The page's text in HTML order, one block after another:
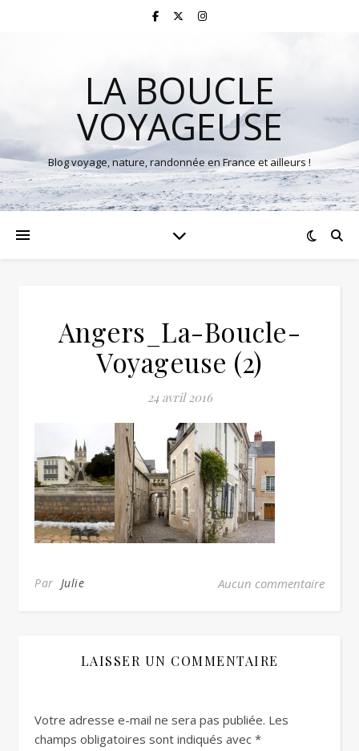
LA BOUCLE
VOYAGEUSE
Blog voyage, nature, randonnée en France et ailleurs !
Angers_La-Boucle-
Voyageuse (2)
24 avril 2016
Par Julie Aucun commentaire
LAISSER UN COMMENTAIRE
Votre adresse e-mail ne sera pas publiée. Les
champs obligatoires sont indiqués avec *